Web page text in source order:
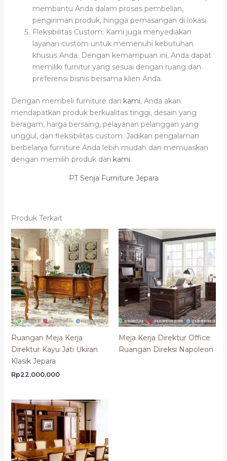
membantu Anda dalam proses pembelian,
pengiriman produk, hingga pemasangan di lokasi.
Fleksibilitas Custom: Kami juga menyediakan
layanan custom untuk memenuhi kebutuhan
khusus Anda. Dengan kemampuan ini, Anda dapat
memiliki furnitur yang sesuai dengan ruang dan
preferensi bisnis bersama klien Anda.
Dengan membeli furniture dari kami, Anda akan
mendapatkan produk berkualitas tinggi, desain yang
beragam, harga bersaing, pelayanan pelanggan yang
unggul, dan fleksibilitas custom. Jadikan pengalaman
berbelanja furniture Anda lebih mudah dan memuaskan
dengan memilih produk dari kami.
PT Senja Furniture Jepara
Produk Terkait
Ruangan Meja Kerja
Direktur Kayu Jati Ukiran
Klasik Jepara
Rp22.000.000
Meja Kerja Direktur Office
Ruangan Direksi Napoleon